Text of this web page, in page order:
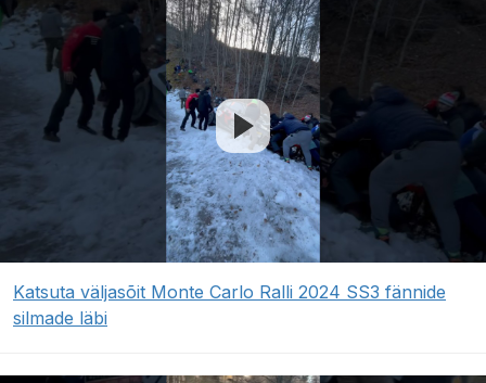
Katsuta väljasõit Monte Carlo Ralli 2024 SS3 fännide
silmade läbi